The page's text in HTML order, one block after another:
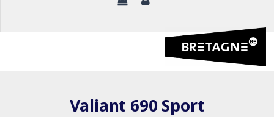
Valiant 690 Sport